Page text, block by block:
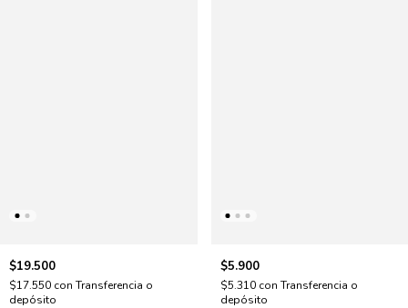
$19.500
$17.550 con Transferencia o
depósito
$5.900
$5.310 con Transferencia o
depósito